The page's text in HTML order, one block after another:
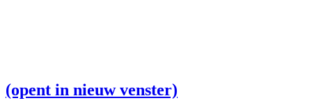
(opent in nieuw venster)